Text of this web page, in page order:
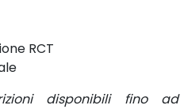
RCT
disponibili fino ad